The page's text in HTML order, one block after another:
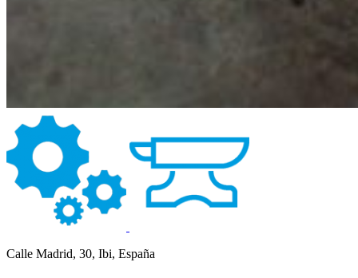
Calle Madrid, 30, Ibi, España